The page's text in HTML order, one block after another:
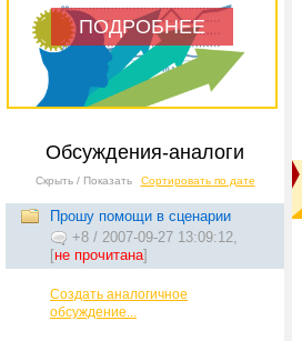
ПОДРОБНЕЕ
Обсуждения-аналоги
Скрыть / Показать Сортировать по дате
Прошу помощи в сценарии
+8 / 2007-09-27 13:09:12,
[не прочитана]
Создать аналогичное
обсуждение...